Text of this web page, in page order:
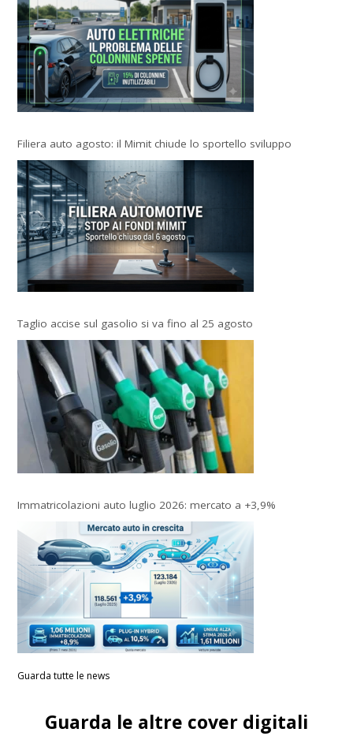
Filiera auto agosto: il Mimit chiude lo sportello sviluppo
Taglio accise sul gasolio si va fino al 25 agosto
Immatricolazioni auto luglio 2026: mercato a +3,9%
Guarda tutte le news
Guarda le altre cover digitali